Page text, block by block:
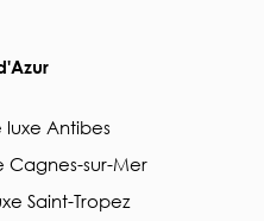
luxe Antibes
Cagnes-sur-Mer
Saint-Tropez